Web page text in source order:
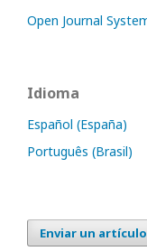
Open Journal
Idioma
Español (España)
Português (Brasil)
Enviar un artículo